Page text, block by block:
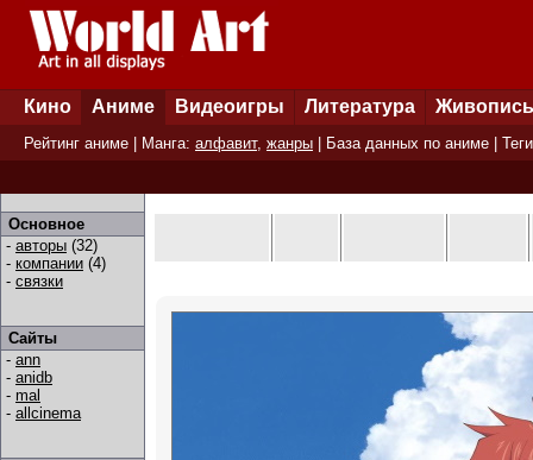
Кино Аниме Видеоигры Литература Живопись
Рейтинг аниме | Манга: алфавит, жанры База данных по аниме Теги
Основное
- авторы (32)
- компании (4)
- связки
Сайты
- ann
- anidb
- mal
- allcinema